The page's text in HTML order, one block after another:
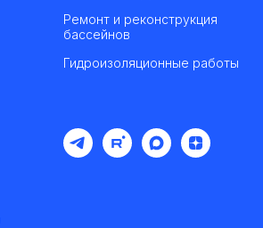
Ремонт и реконструкция
бассейнов
Гидроизоляционные работы